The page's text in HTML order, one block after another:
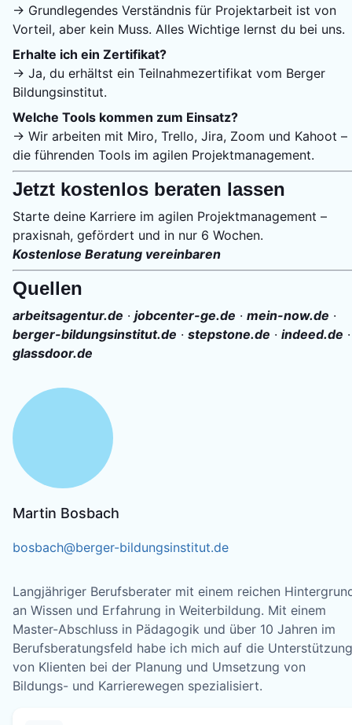
→ Grundlegendes Verständnis für Projektarbeit ist von
Vorteil, aber kein Muss. Alles Wichtige lernst du bei uns.
Erhalte ich ein Zertifikat?
→ Ja, du erhältst ein Teilnahmezertifikat vom Berger
Bildungsinstitut.
Welche Tools kommen zum Einsatz?
→ Wir arbeiten mit Miro, Trello, Jira, Zoom und Kahoot –
die führenden Tools im agilen Projektmanagement.
Jetzt kostenlos beraten lassen
Starte deine Karriere im agilen Projektmanagement –
praxisnah, gefördert und in nur 6 Wochen.
Kostenlose Beratung vereinbaren
Quellen
arbeitsagentur.de · jobcenter-ge.de · mein-now.de ·
berger-bildungsinstitut.de · stepstone.de · indeed.de ·
glassdoor.de
Martin Bosbach
bosbach@berger-bildungsinstitut.de
Langjähriger Berufsberater mit einem reichen
an Wissen und Erfahrung in Weiterbildung. Mit einem
Master-Abschluss in Pädagogik und über 10 Jahren im
Berufsberatungsfeld habe ich mich auf die Unterstützung
von Klienten bei der Planung und Umsetzung von
Bildungs- und Karrierewegen spezialisiert.